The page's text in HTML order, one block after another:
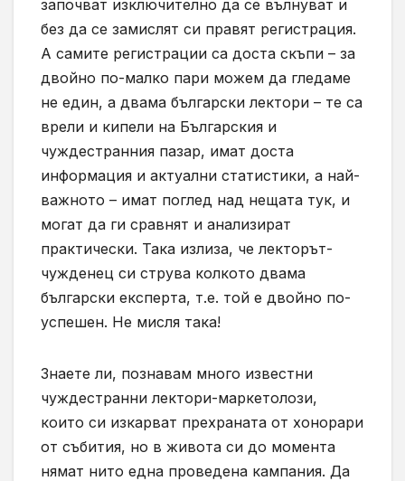
започват изключително да се вълнуват и
без да се замислят си правят регистрация.
А самите регистрации са доста скъпи – за
двойно по-малко пари можем да гледаме
не един, а двама български лектори – те са
врели и кипели на Българския и
чуждестранния пазар, имат доста
информация и актуални статистики, а най-
важното – имат поглед над нещата тук, и
могат да ги сравнят и анализират
практически. Така излиза, че лекторът-
чужденец си струва колкото двама
български експерта, т.е. той е двойно по-
успешен. Не мисля така!
Знаете ли, познавам много известни
чуждестранни лектори-маркетолози,
които си изкарват прехраната от хонорари
от събития, но в живота си до момента
нямат нито една проведена кампания. Да